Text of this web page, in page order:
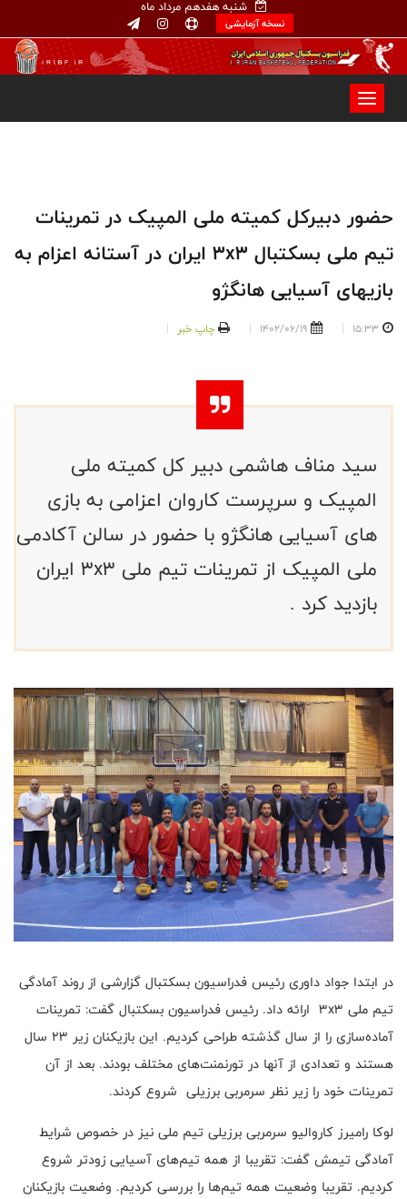
شنبه هفدهم مرداد ماه
نسخه آزمایشی
حضور دبیرکل کمیته ملی المپیک در تمرینات
تیم ملی بسکتبال ۳x۳ ایران در آستانه اعزام به
بازیهای آسیایی هانگژو
15:33
1402/06/19 چاپ خبر
سید مناف هاشمی دبیر کل کمیته ملی
المپیک و سرپرست کاروان اعزامی به بازی
های آسیایی هانگژو با حضور در سالن آکادمی
ملی المپیک از تمرینات تیم ملی ۳x۳ ایران
بازدید کرد .
در ابتدا جواد داوری رئیس فدراسیون بسکتبال گزارشی از روند آمادگی
تیم ملی ۳x۳ ارائه داد. رئیس فدراسیون بسکتبال گفت: تمرینات
آماده‌سازی را از سال گذشته طراحی کردیم. این بازیکنان زیر ۲۳ سال
هستند و تعدادی از آنها در تورنمنت‌های مختلف بودند. بعد از آن
تمرینات خود را زیر نظر سرمربی برزیلی شروع کردند.
لوکا رامیرز کاروالیو سرمربی برزیلی تیم ملی نیز در خصوص شرایط
آمادگی تیمش گفت: تقریبا از همه تیم‌های آسیایی زودتر شروع
کردیم. تقریبا وضعیت همه تیم‌ها را بررسی کردیم. وضعیت بازیکنان